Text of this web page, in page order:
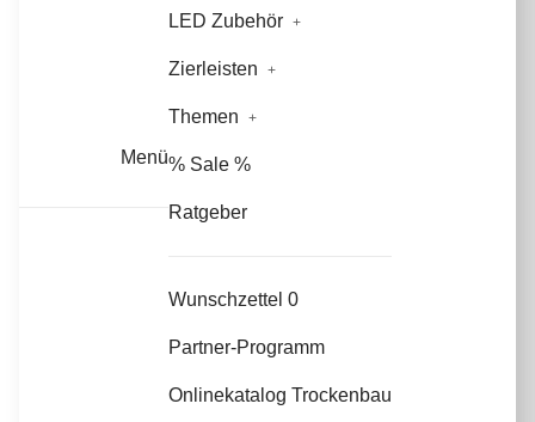
Menü
LED Zubehör
Zierleisten
Themen
% Sale %
Ratgeber
Wunschzettel 0
Partner-Programm
Onlinekatalog Trockenbau